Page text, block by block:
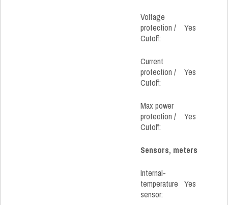
Voltage
protection /
Cutoff:
Yes
Current
protection /
Cutoff:
Yes
Max power
protection /
Cutoff:
Yes
Sensors, meters
Internal-
temperature
sensor:
Yes